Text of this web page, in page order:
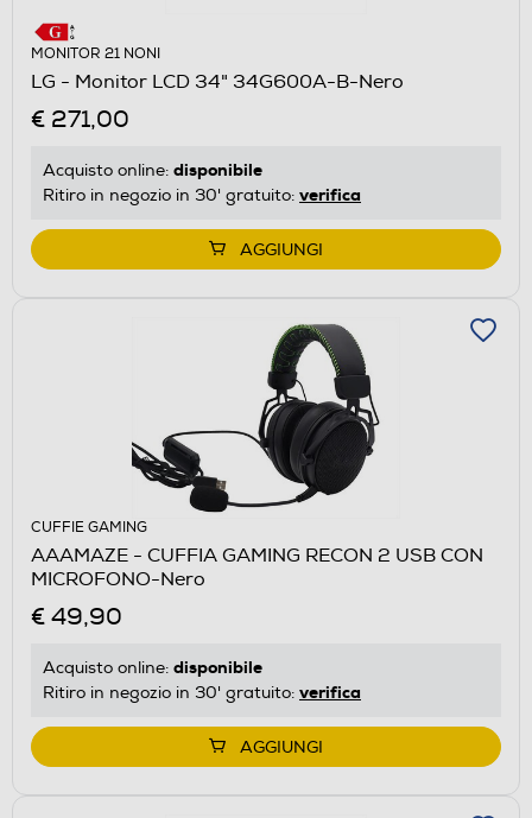
MONITOR 21 NONI
LG - Monitor LCD 34" 34G600A-B-Nero
€ 271,00
Acquisto online: disponibile
Ritiro in negozio in 30' gratuito: verifica
AGGIUNGI
CUFFIE GAMING
AAAMAZE - CUFFIA GAMING RECON 2 USB CON
MICROFONO-Nero
€ 49,90
Acquisto online: disponibile
Ritiro in negozio in 30' gratuito: verifica
AGGIUNGI